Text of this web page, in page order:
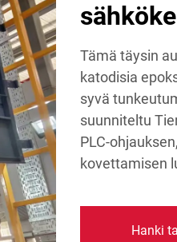
Tämä täysin
katodisia
syvä
suunniteltu
PLC-
kovettamisen
Hanki